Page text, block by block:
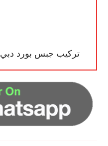
تركيب جبس بورد دبي 24 ساعة : 0545681606